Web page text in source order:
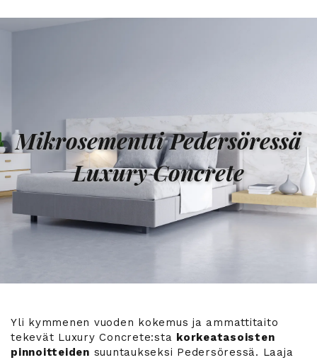
Mikrosementti Pedersöressä
Luxury Concrete
Yli kymmenen vuoden kokemus ja ammattitaito
tekevät Luxury Concrete:sta korkeatasoisten
pinnoitteiden suuntaukseksi Pedersöressä. Laaja